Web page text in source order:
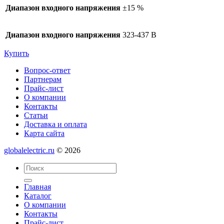
Диапазон входного напряжения ±15 %
Диапазон входного напряжения 323-437 В
Купить
Вопрос-ответ
Партнерам
Прайс-лист
О компании
Контакты
Статьи
Доставка и оплата
Карта сайта
globalelectric.ru © 2026
Главная
Каталог
О компании
Контакты